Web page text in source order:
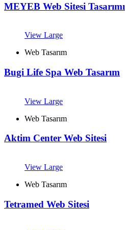
MEYEB Web Sitesi Tasarımı
View Large
Web Tasarım
Bugi Life Spa Web Tasarım
View Large
Web Tasarım
Aktim Center Web Sitesi
View Large
Web Tasarım
Tetramed Web Sitesi